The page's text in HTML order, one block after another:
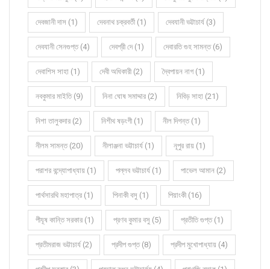
দেবজানী দাস (1) দেবনাথ চক্রবর্তী (1) দেবযানী ভট্টাচার্য (3)
দেবযানী সেনগুপ্ত (4) দেবশ্রী দে (1) দেবারতি গুহ সামন্ত (6)
দেবাশিস সাহা (1) দেবী অধিকারী (2) দ্বৈপায়ন নাগ (1)
নবকুমার মাইতি (9) নিনা ঘোষ সমাদ্দার (2) নিবিড় সাহা (21)
নিশা তালুকদার (2) নিশীথ ষড়ংগী (1) নীল দিগন্ত (1)
নীলম সামন্ত (20) নীলাঞ্জনা ভট্টাচার্য (1) নূপুর রায় (1)
পরাশর বন্দ্যোপাধ্যায় (1) পল্লব ভট্টাচার্য (1) পাভেল আমান (2)
পার্থসারথি মহাপাত্র (1) পিনাকী বসু (1) পিয়াংকী (16)
পীযূষ কান্তি সরকার (1) প্রণব কুমার বসু (5) প্রতীতি গুপ্ত (1)
প্রতীমরাজ ভট্টাচার্য (2) প্রদীপ গুপ্ত (8) প্রদীপ মুখোপাধ্যায় (4)